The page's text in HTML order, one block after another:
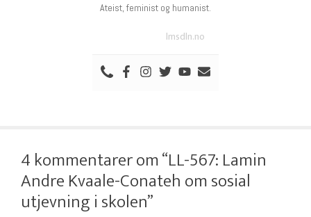
Ateist, feminist og humanist.
lmsdln.no
4 kommentarer om “LL-567: Lamin
Andre Kvaale-Conateh om sosial
utjevning i skolen”